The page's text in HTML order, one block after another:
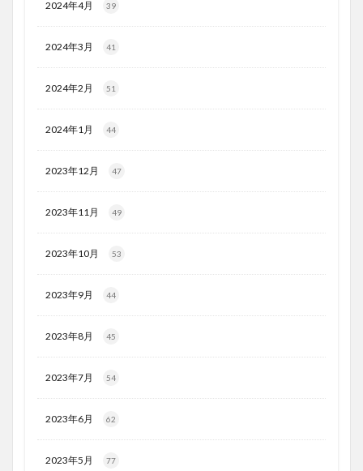
2024年4月 39
2024年3月 41
2024年2月 51
2024年1月 44
2023年12月 47
2023年11月 49
2023年10月 53
2023年9月 44
2023年8月 45
2023年7月 54
2023年6月 62
2023年5月 77